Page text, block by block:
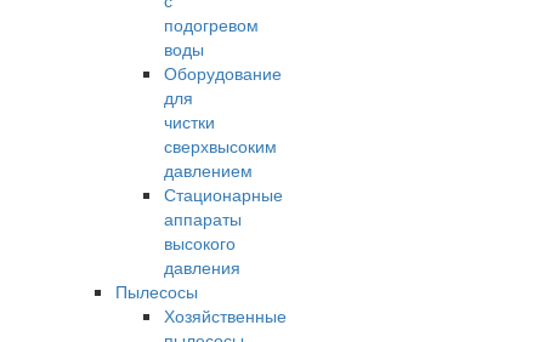
подогревом
воды
Оборудование
для
чистки
сверхвысоким
давлением
Стационарные
аппараты
высокого
давления
Пылесосы
Хозяйственные